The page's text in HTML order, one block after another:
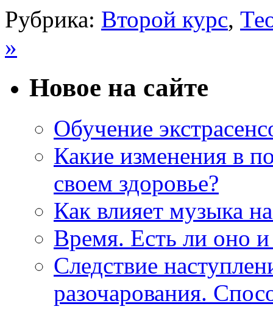
Рубрика: Второй курс,
»
Новое на сайте
Обучение
Какие изменения в
своем здоровье?
Как влияет музыка
Время. Есть ли оно и
Следствие
разочарования.